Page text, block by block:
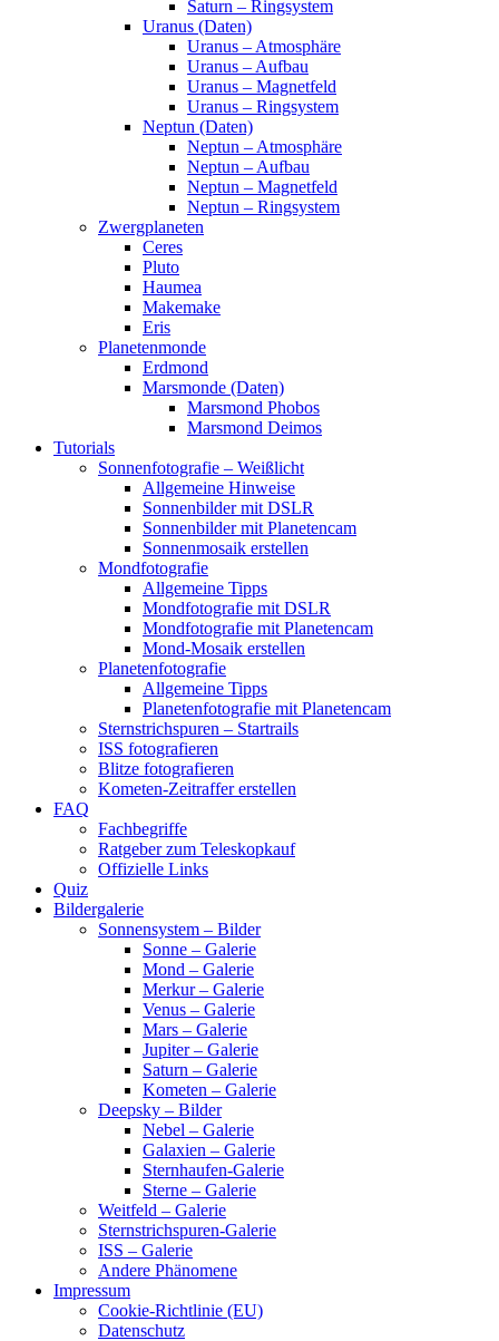
Saturn – Ringsystem
Uranus (Daten)
Uranus – Atmosphäre
Uranus – Aufbau
Uranus – Magnetfeld
Uranus – Ringsystem
Neptun (Daten)
Neptun – Atmosphäre
Neptun – Aufbau
Neptun – Magnetfeld
Neptun – Ringsystem
Zwergplaneten
Ceres
Pluto
Haumea
Makemake
Eris
Planetenmonde
Erdmond
Marsmonde (Daten)
Marsmond Phobos
Marsmond Deimos
Tutorials
Sonnenfotografie – Weißlicht
Allgemeine Hinweise
Sonnenbilder mit DSLR
Sonnenbilder mit Planetencam
Sonnenmosaik erstellen
Mondfotografie
Allgemeine Tipps
Mondfotografie mit DSLR
Mondfotografie mit Planetencam
Mond-Mosaik erstellen
Planetenfotografie
Allgemeine Tipps
Planetenfotografie mit Planetencam
Sternstrichspuren – Startrails
ISS fotografieren
Blitze fotografieren
Kometen-Zeitraffer erstellen
FAQ
Fachbegriffe
Ratgeber zum Teleskopkauf
Offizielle Links
Quiz
Bildergalerie
Sonnensystem – Bilder
Sonne – Galerie
Mond – Galerie
Merkur – Galerie
Venus – Galerie
Mars – Galerie
Jupiter – Galerie
Saturn – Galerie
Kometen – Galerie
Deepsky – Bilder
Nebel – Galerie
Galaxien – Galerie
Sternhaufen-Galerie
Sterne – Galerie
Weitfeld – Galerie
Sternstrichspuren-Galerie
ISS – Galerie
Andere Phänomene
Impressum
Cookie-Richtlinie (EU)
Datenschutz